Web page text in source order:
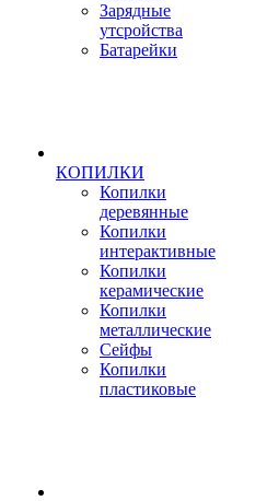
Зарядные
утсройства
Батарейки
КОПИЛКИ
Копилки
деревянные
Копилки
интерактивные
Копилки
керамические
Копилки
металлические
Сейфы
Копилки
пластиковые